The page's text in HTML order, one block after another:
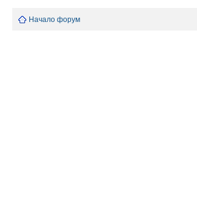
Начало форум